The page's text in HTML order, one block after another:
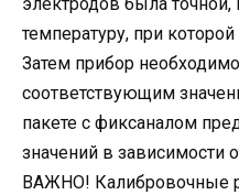
температуру, при
Затем прибор
соответствующим
пакете с фиксаналом
значений в зависимости
ВАЖНО! Калибровочные